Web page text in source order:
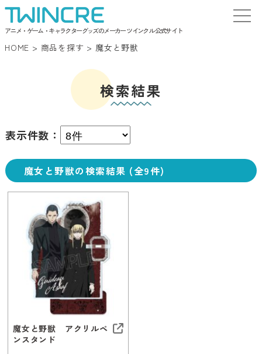
アニメ・ゲーム・キャラクターグッズのメーカー ツインクル 公式サイト
HOME > 商品を探す > 魔女と野獣
検索結果
表示件数：
魔女と野獣の検索結果 (全9件)
魔女と野獣 アクリルペ
ンスタンド